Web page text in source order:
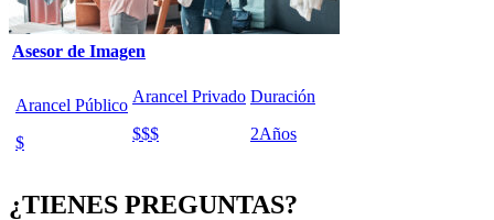
Asesor de Imagen
Arancel Público
$
Arancel Privado
$$$
Duración
2Años
¿TIENES PREGUNTAS?